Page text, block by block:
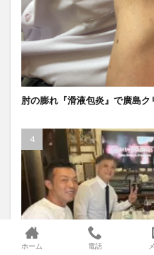
肘の膨れ『滑液包炎』で廣島ク
ホーム 電話